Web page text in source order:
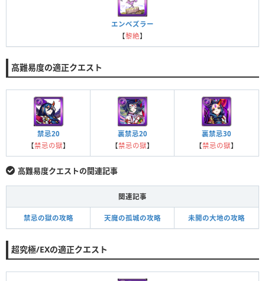
エンベズラー
【黎絶】
高難易度の適正クエスト
禁忌20
【禁忌の獄】
裏禁忌20
【禁忌の獄】
裏禁忌30
【禁忌の獄】
高難易度クエストの関連記事
関連記事
禁忌の獄の攻略 天魔の孤城の攻略 未開の大地の攻略
超究極/EXの適正クエスト